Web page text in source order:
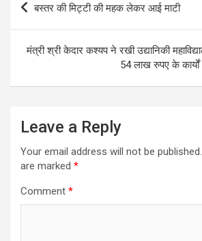
navigation
बस्तर की मिट्टी की महक लेकर आई माटी
मंत्री श्री केदार कश्यप ने रखी उद्यानिकी
54 लाख रुपए के
Leave a Reply
Your email address will not be published.
are marked *
Comment *